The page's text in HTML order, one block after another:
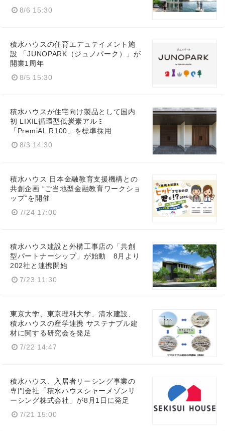
8/6 15:30
積水ハウスの住育エデュテイメント施
設 「JUNOPARK（ジュノパーク）」が
開業1周年
8/5 15:30
積水ハウスが住宅向け製品として国内
初 LIXIL循環型低炭素アルミ
「PremiAL R100」を標準採用
8/3 14:30
積水ハウス 日本金融教育支援機構との
共創企画 “ご当地型金融教育ワークショ
ップ”を開催
7/24 17:00
積水ハウス建設と外構工事店の「共創
型パートナーシップ」が始動 8月より
202社と連携開始
7/23 11:30
東京大学、東京理科大学、清水建設、
積水ハウスの産学連携 サステナブル建
材に関する研究会を発足
7/22 14:47
積水ハウス、入居者リーシング事業の
専門会社「積水ハウスシャーメゾンリ
ーシング株式会社」が8月1日に発足
7/21 15:00